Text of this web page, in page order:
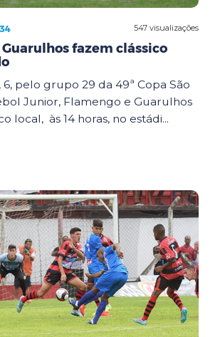
547 visualizações
fazem clássico
6, pelo grupo 29 da 49ª Copa São
Junior, Flamengo e Guarulhos
local, às 14 horas, no estádi...